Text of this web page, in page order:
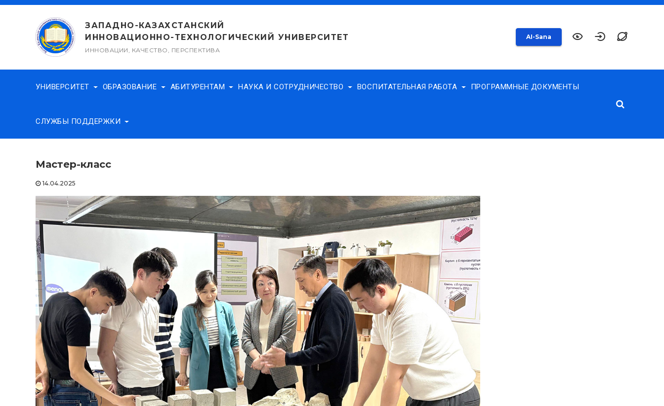
Перейти
содержимому
ЗАПАДНО-КАЗАХСТАНСКИЙ
ИННОВАЦИОННО-ТЕХНОЛОГИЧЕСКИЙ УНИВЕРСИТЕТ
ИННОВАЦИИ, КАЧЕСТВО, ПЕРСПЕКТИВА
AI-Sana
УНИВЕРСИТЕТ ОБРАЗОВАНИЕ АБИТУРЕНТАМ НАУКА И СОТРУДНИЧЕСТВО ВОСПИТАТЕЛЬНАЯ РАБОТА ПРОГРАММНЫЕ ДОКУМЕНТЫ
СЛУЖБЫ ПОДДЕРЖКИ
Мастер-класс
14.04.2025